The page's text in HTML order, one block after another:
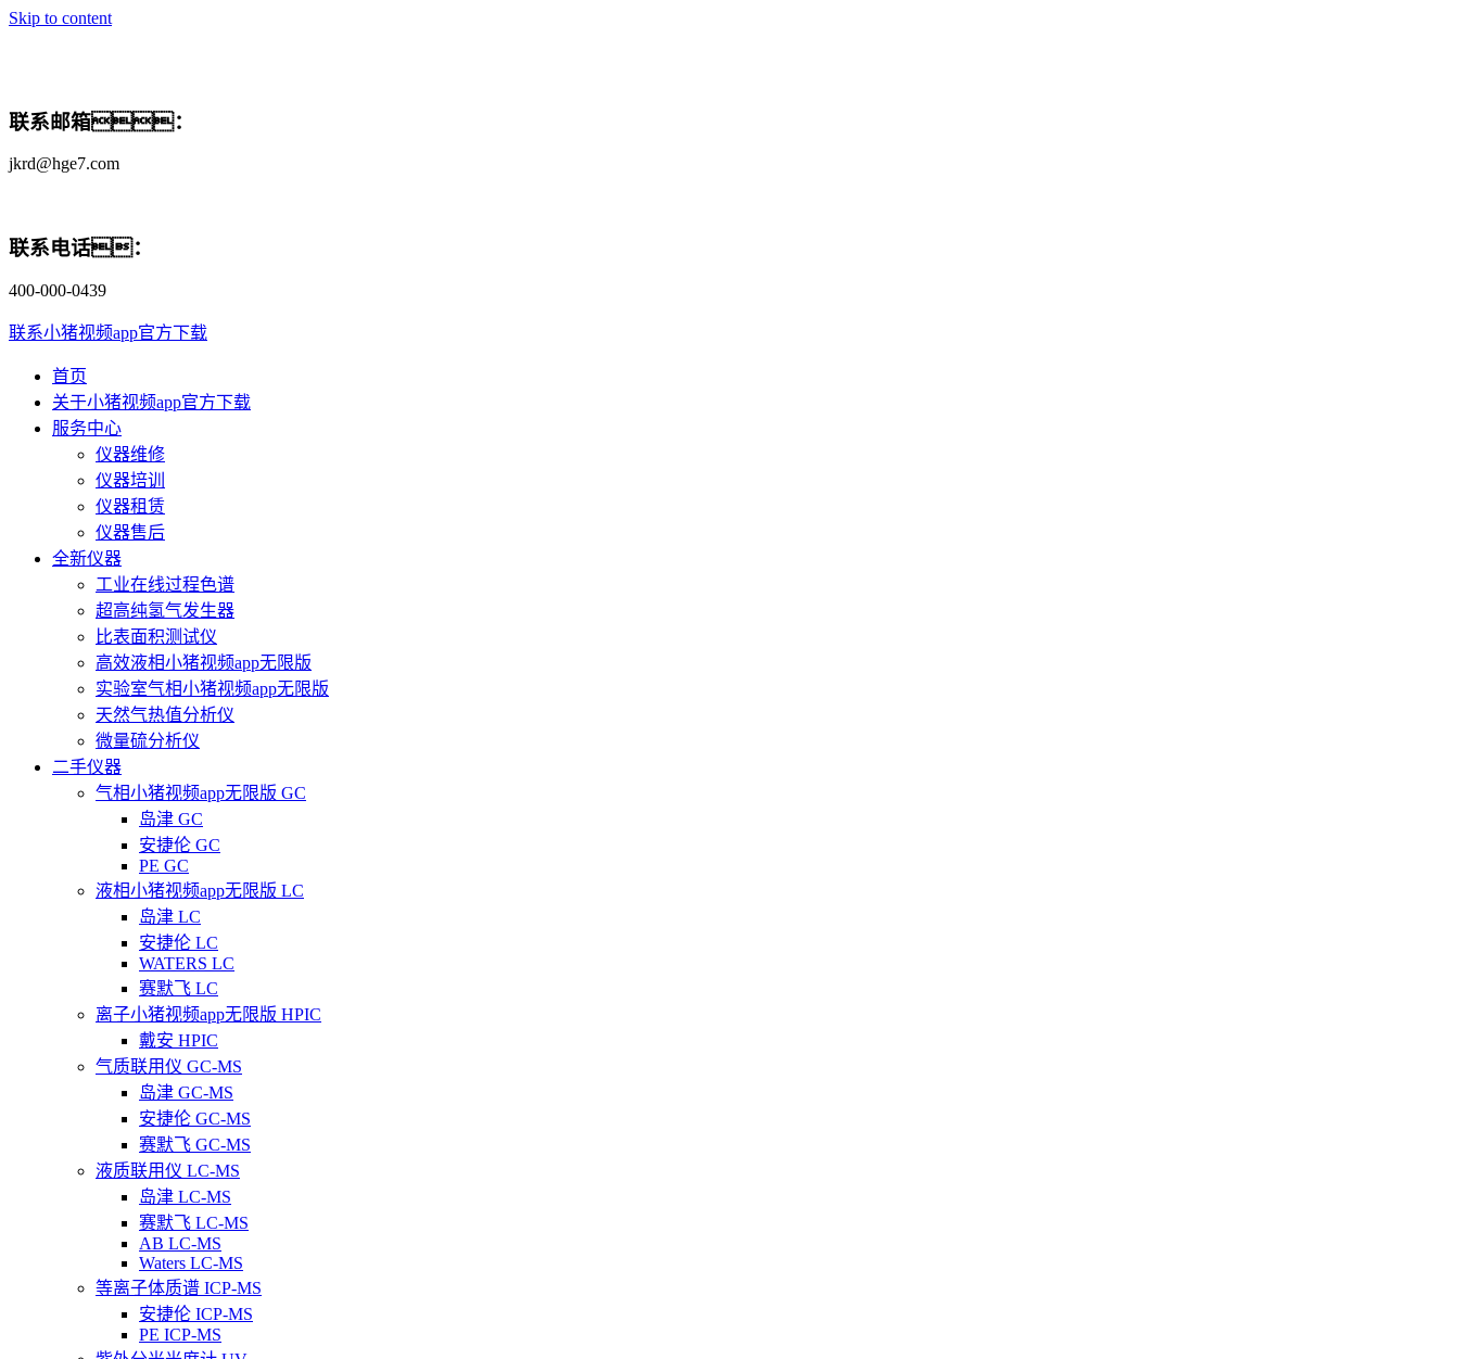
Skip to content
联系邮箱：
jkrd@hge7.com
联系电话：
400-000-0439
联系小猪视频app官方下载
首页
关于小猪视频app官方下载
服务中心
仪器维修
仪器培训
仪器租赁
仪器售后
全新仪器
工业在线过程色谱
超高纯氢气发生器
比表面积测试仪
高效液相小猪视频app无限版
实验室气相小猪视频app无限版
天然气热值分析仪
微量硫分析仪
二手仪器
气相小猪视频app无限版 GC
岛津 GC
安捷伦 GC
PE GC
液相小猪视频app无限版 LC
岛津 LC
安捷伦 LC
WATERS LC
赛默飞 LC
离子小猪视频app无限版 HPIC
戴安 HPIC
气质联用仪 GC-MS
岛津 GC-MS
安捷伦 GC-MS
赛默飞 GC-MS
液质联用仪 LC-MS
岛津 LC-MS
赛默飞 LC-MS
AB LC-MS
Waters LC-MS
等离子体质谱 ICP-MS
安捷伦 ICP-MS
PE ICP-MS